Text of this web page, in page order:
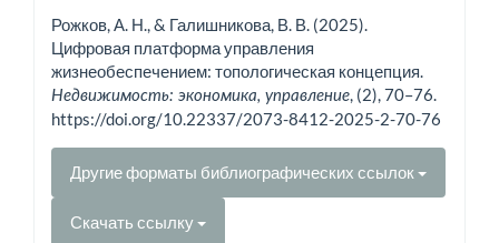
Рожков, А. Н., & Галишникова, В. В. (2025).
Цифровая платформа управления
жизнеобеспечением: топологическая концепция.
Недвижимость: экономика, управление , (2), 70–76.
https://doi.org/10.22337/2073-8412-2025-2-70-76
Другие форматы библиографических ссылок
Скачать ссылку